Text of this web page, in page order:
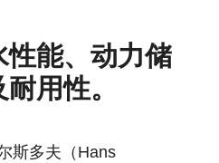
能、动力储
用性。
斯多夫（Hans